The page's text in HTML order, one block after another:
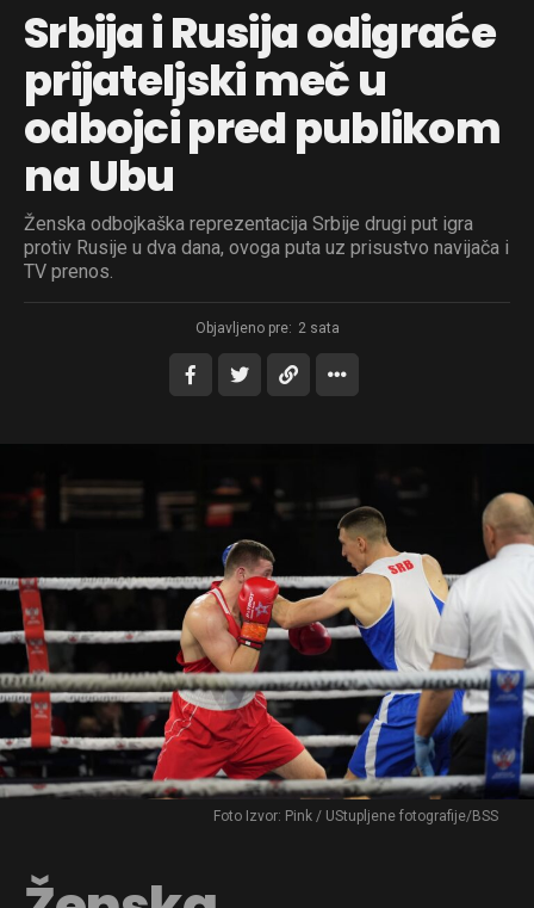
Srbija i Rusija odigraće
prijateljski meč u
odbojci pred publikom
na Ubu
Ženska odbojkaška reprezentacija Srbije drugi put igra
protiv Rusije u dva dana, ovoga puta uz prisustvo navijača i
TV prenos.
Objavljeno pre: 2 sata
Foto Izvor: Pink / UStupljene fotografije/BSS